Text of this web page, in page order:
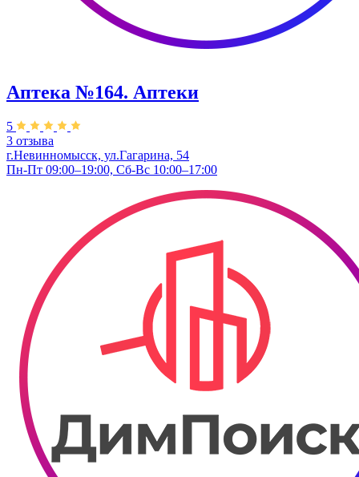
Аптека №164. Аптеки
5
3 отзыва
г.Невинномысск, ул.Гагарина, 54
Пн-Пт 09:00–19:00, Сб-Вс 10:00–17:00